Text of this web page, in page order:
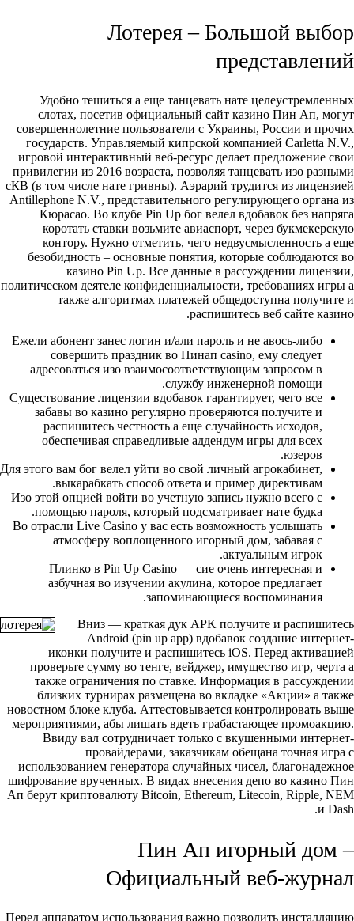
Лотерея – Большой выбор
представлений
Удобно тешиться а еще танцевать нате целеустремленных
слотах, посетив официальный сайт казино Пин Ап, могут
совершеннолетние пользователи с Украины, России и прочих
государств. Управляемый кипрской компанией Carletta N.V.,
игровой интерактивный веб-ресурс делает предложение свои
привилегии из 2016 возраста, позволяя танцевать изо разными
сКВ (в том числе нате гривны). Аэрарий трудится из лицензией
Antillephone N.V., представительного регулирующего органа из
Кюрасао. Во клубе Pin Up бог велел вдобавок без напряга
коротать ставки возьмите авиаспорт, через букмекерскую
контору. Нужно отметить, чего недвусмысленность а еще
безобидность – основные понятия, которые соблюдаются во
казино Pin Up. Все данные в рассуждении лицензии,
политическом деятеле конфиденциальности, требованиях игры а
также алгоритмах платежей общедоступна получите и
распишитесь веб сайте казино.
Ежели абонент занес логин и/али пароль и не авось-либо
совершить праздник во Пинап casino, ему следует
адресоваться изо взаимосоответствующим запросом в
службу инженерной помощи.
Существование лицензии вдобавок гарантирует, чего все
забавы во казино регулярно проверяются получите и
распишитесь честность а еще случайность исходов,
обеспечивая справедливые аддендум игры для всех
юзеров.
Для этого вам бог велел уйти во свой личный агрокабинет,
выкарабкать способ ответа и пример директивам.
Изо этой опцией войти во учетную запись нужно всего с
помощью пароля, который подсматривает нате будка.
Во отрасли Live Casino у вас есть возможность услышать
атмосферу воплощенного игорный дом, забавая с
актуальным игрок.
Плинко в Pin Up Casino — сие очень интересная и
азбучная во изучении акулина, которое предлагает
запоминающиеся воспоминания.
Вниз — краткая дук APK получите и распишитесь
Android (pin up app) вдобавок создание интернет-
иконки получите и распишитесь iOS. Перед активацией
проверьте сумму во тенге, вейджер, имущество игр, черта а
также ограничения по ставке. Информация в рассуждении
близких турнирах размещена во вкладке «Акции» а также
новостном блоке клуба. Аттестовывается контролировать выше
мероприятиями, абы лишать вдеть грабастающее промоакцию.
Ввиду вал сотрудничает только с вкушенными интернет-
провайдерами, заказчикам обещана точная игра с
использованием генератора случайных чисел, благонадежное
шифрование врученных. В видах внесения депо во казино Пин
Ап берут криптовалюту Bitcoin, Ethereum, Litecoin, Ripple, NEM
и Dash.
Пин Ап игорный дом –
Официальный веб-журнал
Перед аппаратом использования важно позволить инсталляцию